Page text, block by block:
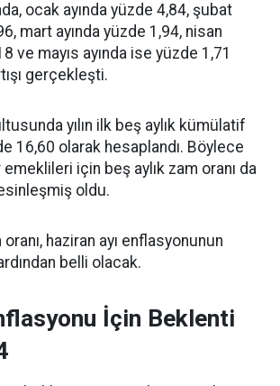
ocak ayında yüzde 4,84, şubat
mart ayında yüzde 1,94, nisan
ve mayıs ayında ise yüzde 1,71
gerçekleşti.
yılın ilk beş aylık kümülatif
16,60 olarak hesaplandı. Böylece
için beş aylık zam oranı da
oldu.
haziran ayı enflasyonunun
belli olacak.
İçin Beklenti